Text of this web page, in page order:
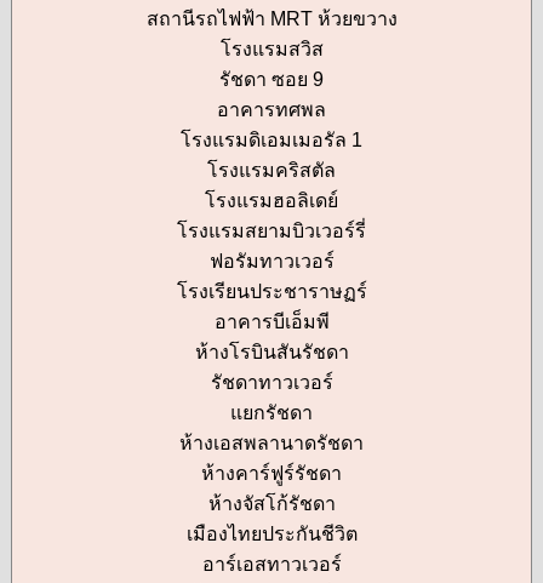
สถานีรถไฟฟ้า MRT ห้วยขวาง
โรงแรมสวิส
รัชดา ซอย 9
อาคารทศพล
โรงแรมดิเอมเมอรัล 1
โรงแรมคริสตัล
โรงแรมฮอลิเดย์
โรงแรมสยามบิวเวอร์รี่
ฟอรัมทาวเวอร์
โรงเรียนประชาราษฏร์
อาคารบีเอ็มพี
ห้างโรบินสันรัชดา
รัชดาทาวเวอร์
แยกรัชดา
ห้างเอสพลานาดรัชดา
ห้างคาร์ฟูร์รัชดา
ห้างจัสโก้รัชดา
เมืองไทยประกันชีวิต
อาร์เอสทาวเวอร์